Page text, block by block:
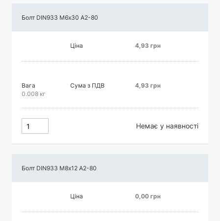
Болт DIN933 М6х30 А2-80
Ціна 4,93 грн
Вага
0.008 кг
Сума з ПДВ 4,93 грн
Немає у наявності
Болт DIN933 М8х12 А2-80
Ціна 0,00 грн